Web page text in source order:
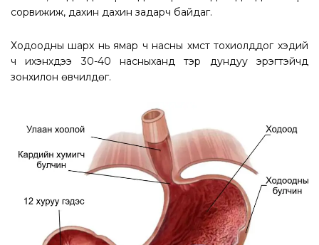
сорвижиж, дахин дахин задарч байдаг.
Ходоодны шарх нь ямар ч насны хүмүүст тохиолддог хэдий
ч ихэнхдээ 30-40 насныханд тэр дундуу эрэгтэйчүүд
зонхилон өвчилдөг.